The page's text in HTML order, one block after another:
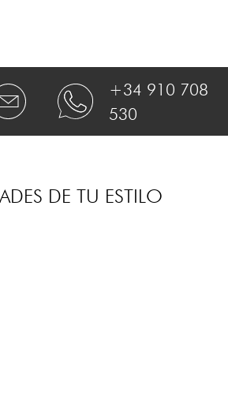
+34 910 708
530
DE TU ESTILO